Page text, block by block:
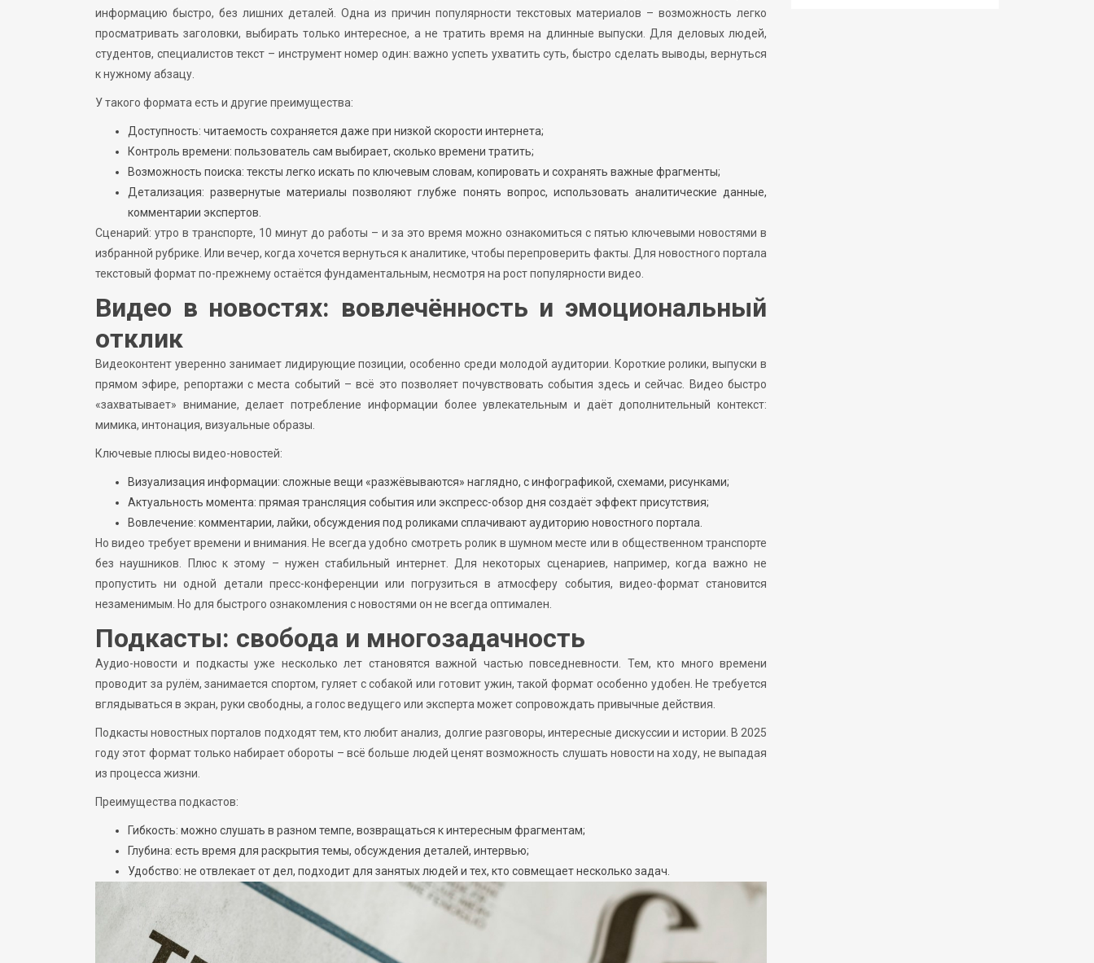
информацию быстро, без лишних деталей. Одна из причин популярности текстовых материалов – возможность легко
просматривать заголовки, выбирать только интересное, а не тратить время на длинные выпуски. Для деловых людей,
студентов, специалистов текст – инструмент номер один: важно успеть ухватить суть, быстро сделать выводы, вернуться
к нужному абзацу.
У такого формата есть и другие преимущества:
Доступность: читаемость сохраняется даже при низкой скорости интернета;
Контроль времени: пользователь сам выбирает, сколько времени тратить;
Возможность поиска: тексты легко искать по ключевым словам, копировать и сохранять важные фрагменты;
Детализация: развернутые материалы позволяют глубже понять вопрос, использовать аналитические данные,
комментарии экспертов.
Сценарий: утро в транспорте, 10 минут до работы – и за это время можно ознакомиться с пятью ключевыми новостями в
избранной рубрике. Или вечер, когда хочется вернуться к аналитике, чтобы перепроверить факты. Для новостного портала
текстовый формат по-прежнему остаётся фундаментальным, несмотря на рост популярности видео.
Видео в новостях: вовлечённость и эмоциональный
отклик
Видеоконтент уверенно занимает лидирующие позиции, особенно среди молодой аудитории. Короткие ролики, выпуски в
прямом эфире, репортажи с места событий – всё это позволяет почувствовать события здесь и сейчас. Видео быстро
«захватывает» внимание, делает потребление информации более увлекательным и даёт дополнительный контекст:
мимика, интонация, визуальные образы.
Ключевые плюсы видео-новостей:
Визуализация информации: сложные вещи «разжёвываются» наглядно, с инфографикой, схемами, рисунками;
Актуальность момента: прямая трансляция события или экспресс-обзор дня создаёт эффект присутствия;
Вовлечение: комментарии, лайки, обсуждения под роликами сплачивают аудиторию новостного портала.
Но видео требует времени и внимания. Не всегда удобно смотреть ролик в шумном месте или в общественном транспорте
без наушников. Плюс к этому – нужен стабильный интернет. Для некоторых сценариев, например, когда важно не
пропустить ни одной детали пресс-конференции или погрузиться в атмосферу события, видео-формат становится
незаменимым. Но для быстрого ознакомления с новостями он не всегда оптимален.
Подкасты: свобода и многозадачность
Аудио-новости и подкасты уже несколько лет становятся важной частью повседневности. Тем, кто много времени
проводит за рулём, занимается спортом, гуляет с собакой или готовит ужин, такой формат особенно удобен. Не требуется
вглядываться в экран, руки свободны, а голос ведущего или эксперта может сопровождать привычные действия.
Подкасты новостных порталов подходят тем, кто любит анализ, долгие разговоры, интересные дискуссии и истории. В 2025
году этот формат только набирает обороты – всё больше людей ценят возможность слушать новости на ходу, не выпадая
из процесса жизни.
Преимущества подкастов:
Гибкость: можно слушать в разном темпе, возвращаться к интересным фрагментам;
Глубина: есть время для раскрытия темы, обсуждения деталей, интервью;
Удобство: не отвлекает от дел, подходит для занятых людей и тех, кто совмещает несколько задач.